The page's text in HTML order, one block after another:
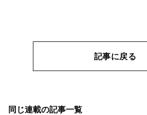
記事に戻る
同じ連載の記事一覧